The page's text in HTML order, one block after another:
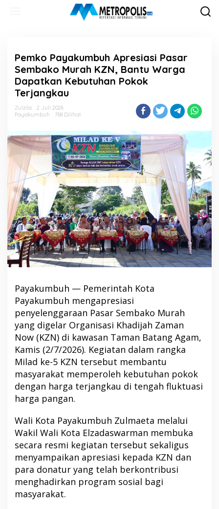
Pemko Payakumbuh Apresiasi Pasar
Sembako Murah KZN, Bantu Warga
Dapatkan Kebutuhan Pokok
Terjangkau
Zulzila
2 Juli 2026
Payakumbuh
768 Dilihat
Payakumbuh — Pemerintah Kota
Payakumbuh mengapresiasi
penyelenggaraan Pasar Sembako Murah
yang digelar Organisasi Khadijah Zaman
Now (KZN) di kawasan Taman Batang Agam,
Kamis (2/7/2026). Kegiatan dalam rangka
Milad ke-5 KZN tersebut membantu
masyarakat memperoleh kebutuhan pokok
dengan harga terjangkau di tengah fluktuasi
harga pangan.
Wali Kota Payakumbuh Zulmaeta melalui
Wakil Wali Kota Elzadaswarman membuka
secara resmi kegiatan tersebut sekaligus
menyampaikan apresiasi kepada KZN dan
para donatur yang telah berkontribusi
menghadirkan program sosial bagi
masyarakat.